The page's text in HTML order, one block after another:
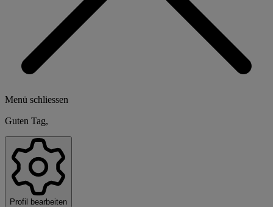
Menü schliessen
Guten Tag,
Profil bearbeiten